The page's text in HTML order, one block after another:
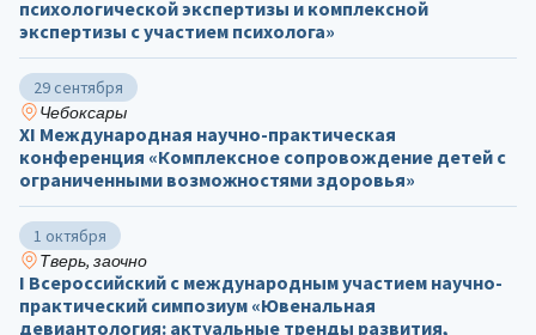
психологической экспертизы и комплексной
экспертизы с участием психолога»
29 сентября
Чебоксары
ХΙ Международная научно-практическая
конференция «Комплексное сопровождение детей с
ограниченными возможностями здоровья»
1 октября
Тверь, заочно
I Всероссийский с международным участием научно-
практический симпозиум «Ювенальная
девиантология: актуальные тренды развития,